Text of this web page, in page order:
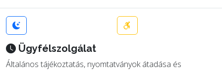
Ügyfélszolgálat
Általános tájékoztatás, nyomtatványok átadása és